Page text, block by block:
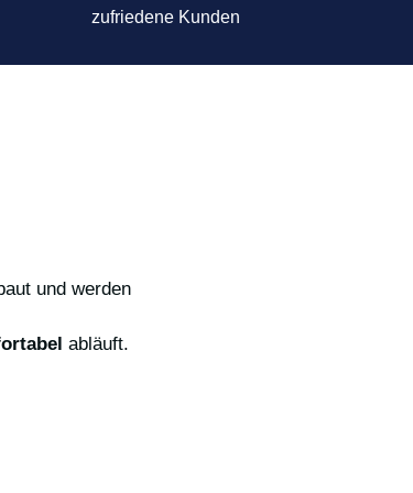
zufriedene Kunden
und werden
abläuft.